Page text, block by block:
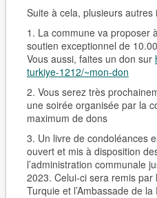
Suite à cela, plusieurs
1. La commune va proposer
soutien exceptionnel de
Vous aussi, faites un don sur
turkiye-1212/~mon-don
2. Vous serez très
une soirée organisée par la
maximum de dons
3. Un livre de condoléances
ouvert et mis à disposition
l’administration communale
2023. Celui-ci sera remis par
Turquie et l’Ambassade de